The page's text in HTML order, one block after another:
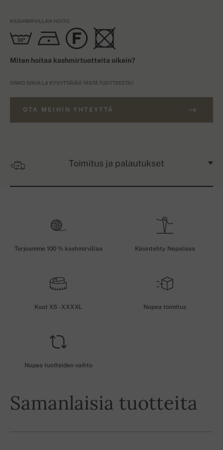
KASHMIRVILLAN HOITO
Miten hoitaa kashmirtuotteita oikein?
ONKO SINULLA KYSYTTÄVÄÄ TÄSTÄ TUOTTEESTA?
OTA MEIHIN YHTEYTTÄ
Toimitus ja palautukset
Tarjoamme 100 % kashmirvillaa Käsintehty Nepalissa
Koot XS - XXXXL Nopea toimitus
Nopea tuotteiden vaihto
Samanlaisia tuotteita